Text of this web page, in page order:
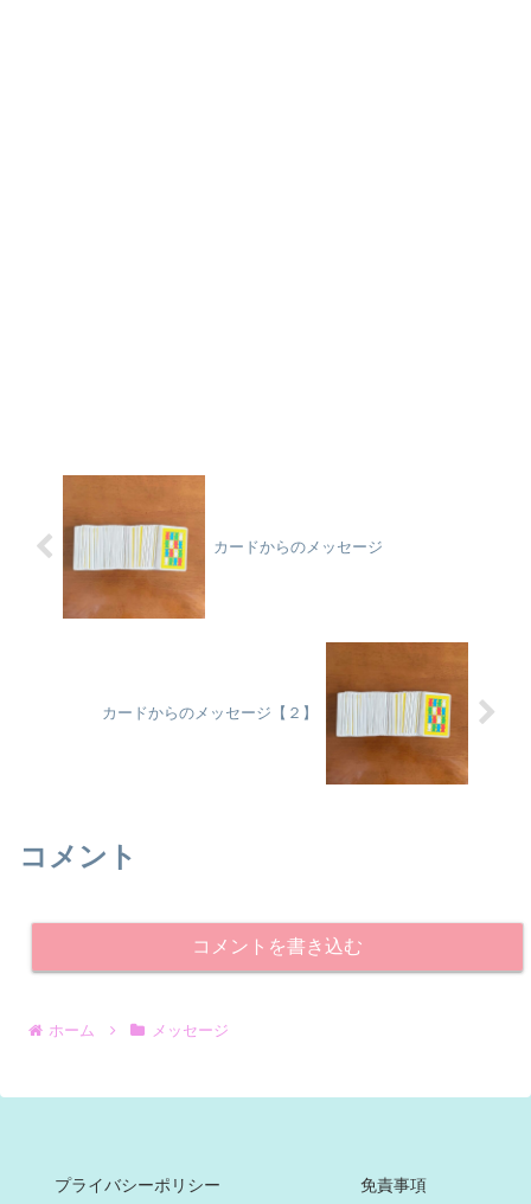
カードからのメッセージ
カードからのメッセージ【２】
コメント
コメントを書き込む
ホーム メッセージ
プライバシーポリシー 免責事項